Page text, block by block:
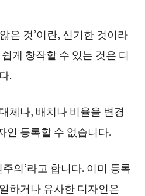
은 것’이란, 신기한 것이라
게 창작할 수 있는 것은 디
.
체나, 배치나 비율을 변경
인 등록할 수 없습니다.
주의’라고 합니다. 이미 등록
하거나 유사한 디자인은